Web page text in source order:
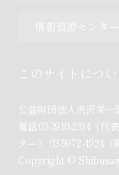
[外函（天
[外函（地
[外函（
情報資源センター
このサイトについ
公益財団法人渋沢栄
電話:03-3910-2314（代
ター） 03-5972-4924（
Copyright ©